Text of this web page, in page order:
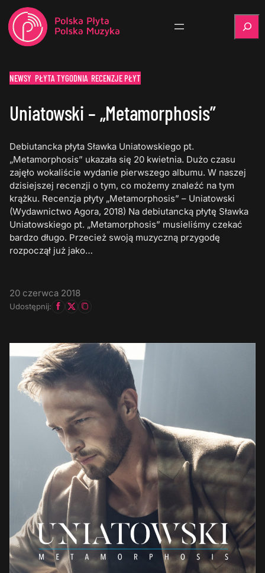
NEWSY PŁYTA TYGODNIA RECENZJE PŁYT
Uniatowski – „Metamorphosis”
Debiutancka płyta Sławka Uniatowskiego pt.
„Metamorphosis” ukazała się 20 kwietnia. Dużo czasu
zajęło wokaliście wydanie pierwszego albumu. W naszej
dzisiejszej recenzji o tym, co możemy znaleźć na tym
krążku. Recenzja płyty „Metamorphosis” – Uniatowski
(Wydawnictwo Agora, 2018) Na debiutancką płytę Sławka
Uniatowskiego pt. „Metamorphosis” musieliśmy czekać
bardzo długo. Przecież swoją muzyczną przygodę
rozpoczął już jako…
20 czerwca 2018
Udostępnij: